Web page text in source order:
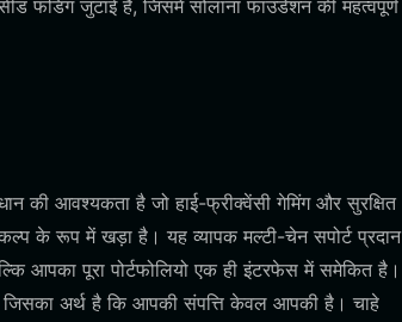
फंडिंग जुटाई है, जिसमें सोलाना फाउंडेशन की महत्वपूर्ण
की आवश्यकता है जो हाई-फ्रीक्वेंसी गेमिंग और सुरक्षित
के रूप में खड़ा है। यह व्यापक मल्टी-चेन सपोर्ट प्रदान
आपका पूरा पोर्टफोलियो एक ही इंटरफेस में समेकित है।
अर्थ है कि आपकी संपत्ति केवल आपकी है। चाहे